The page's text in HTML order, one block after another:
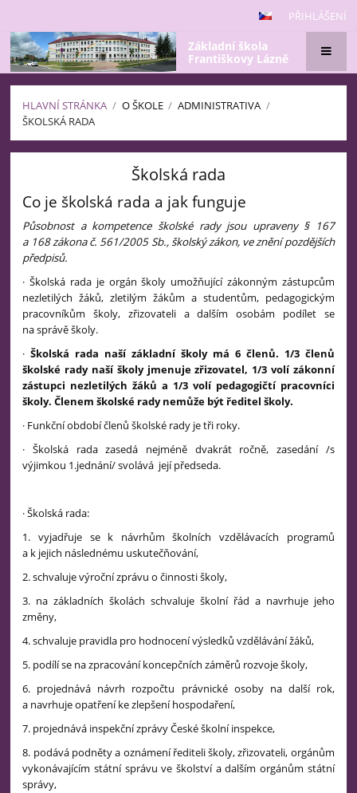
PŘIHLÁŠENÍ
Základní škola
Františkovy Lázně
HLAVNÍ STRÁNKA / O ŠKOLE / ADMINISTRATIVA /
ŠKOLSKÁ RADA
Školská rada
Co je školská rada a jak funguje
Působnost a kompetence školské rady jsou upraveny § 167
a 168 zákona č. 561/2005 Sb., školský zákon, ve znění pozdějších
předpisů.
· Školská rada je orgán školy umožňující zákonným zástupcům
nezletilých žáků, zletilým žákům a studentům, pedagogickým
pracovníkům školy, zřizovateli a dalším osobám podílet se
na správě školy.
·Školská rada naší základní školy má 6 členů. 1/3 členů
školské rady naší školy jmenuje zřizovatel, 1/3 volí zákonní
zástupci nezletilých žáků a 1/3 volí pedagogičtí pracovníci
školy. Členem školské rady nemůže být ředitel školy.
· Funkční období členů školské rady je tři roky.
· Školská rada zasedá nejméně dvakrát ročně, zasedání /s
výjimkou 1.jednání/ svolává její předseda.
· Školská rada:
1. vyjadřuje se k návrhům školních vzdělávacích programů
a k jejich následnému uskutečňování,
2. schvaluje výroční zprávu o činnosti školy,
3. na základních školách schvaluje školní řád a navrhuje jeho
změny,
4. schvaluje pravidla pro hodnocení výsledků vzdělávání žáků,
5. podílí se na zpracování koncepčních záměrů rozvoje školy,
6. projednává návrh rozpočtu právnické osoby na další rok,
a navrhuje opatření ke zlepšení hospodaření,
7. projednává inspekční zprávy České školní inspekce,
8. podává podněty a oznámení řediteli školy, zřizovateli, orgánům
vykonávajícím státní správu ve školství a dalším orgánům státní
správy,